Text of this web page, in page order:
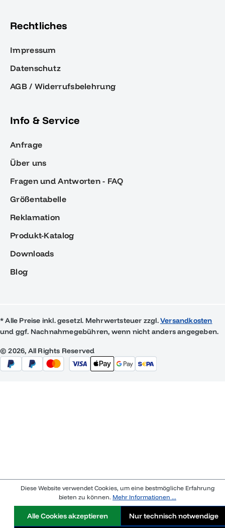
Rechtliches
Impressum
Datenschutz
AGB / Widerrufsbelehrung
Info & Service
Anfrage
Über uns
Fragen und Antworten - FAQ
Größentabelle
Reklamation
Produkt-Katalog
Downloads
Blog
* Alle Preise inkl. gesetzl. Mehrwertsteuer zzgl.Versandkosten
und ggf. Nachnahmegebühren, wenn nicht anders angegeben.
© 2026, All Rights Reserved
Diese Website verwendet Cookies, um eine bestmögliche Erfahrung
bieten zu können. Mehr Informationen ...
Nur technisch notwendige
Alle Cookies akzeptieren